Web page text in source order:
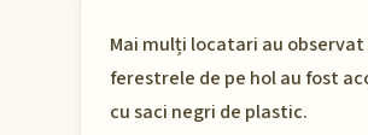
Mai mulți locatari au observat
ferestrele de pe hol au fost
cu saci negri de plastic.